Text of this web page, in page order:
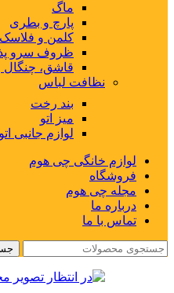
ماگ
پارچ و بطری
کلمن و فلاسک
ظروف سرو
قاشق، چنگال
نظافت لباس
بند رخت
میز اتو
لوازم جانبی اتو
لوازم خانگی چی هوم
فروشگاه
مجله چی هوم
درباره ما
تماس با ما